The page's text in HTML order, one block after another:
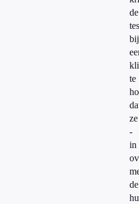
de
bij
te
ze
-
in
de